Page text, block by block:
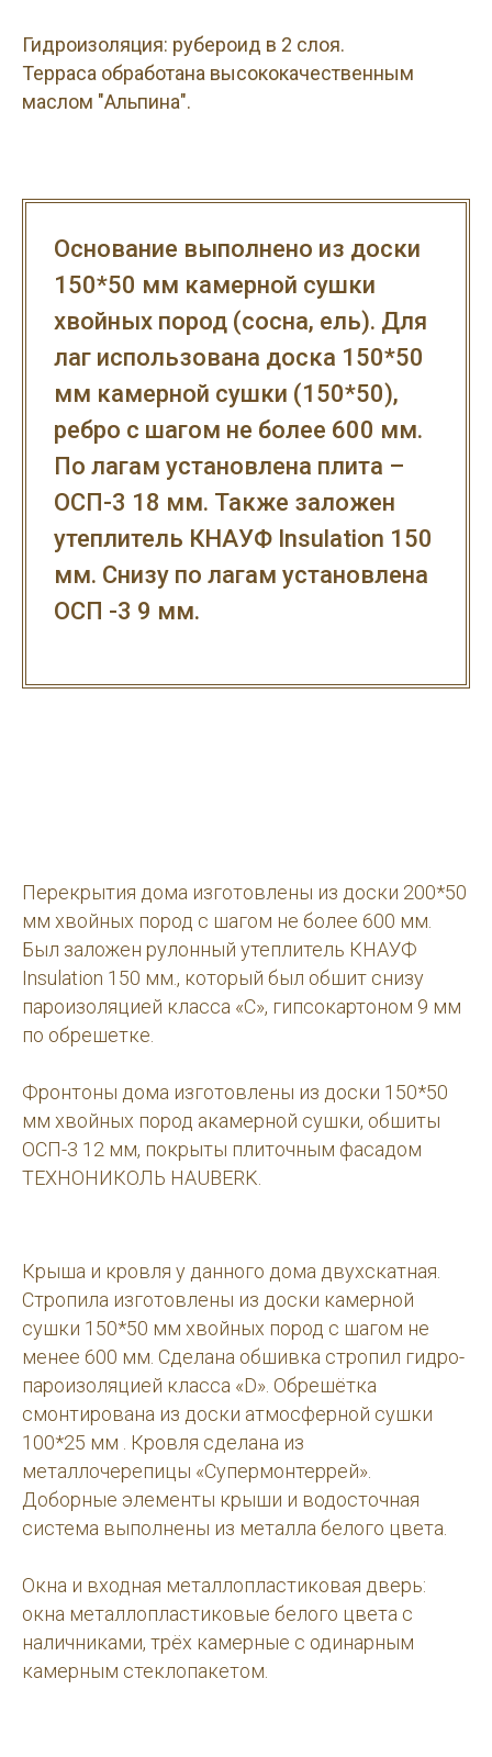
Гидроизоляция: рубероид в 2 слоя.
Терраса обработана высококачественным
маслом "Альпина".
Основание выполнено из доски
150*50 мм камерной сушки
хвойных пород (сосна, ель). Для
лаг использована доска 150*50
мм камерной сушки (150*50),
ребро с шагом не более 600 мм.
По лагам установлена плита –
ОСП-3 18 мм. Также заложен
утеплитель КНАУФ Insulation 150
мм. Снизу по лагам установлена
ОСП -3 9 мм.
Перекрытия дома изготовлены из доски 200*50
мм хвойных пород с шагом не более 600 мм.
Был заложен рулонный утеплитель КНАУФ
Insulation 150 мм., который был обшит снизу
пароизоляцией класса «С», гипсокартоном 9 мм
по обрешетке.
Фронтоны дома изготовлены из доски 150*50
мм хвойных пород акамерной сушки, обшиты
ОСП-3 12 мм, покрыты плиточным фасадом
ТЕХНОНИКОЛЬ HAUBERK.
Крыша и кровля у данного дома двухскатная.
Стропила изготовлены из доски камерной
сушки 150*50 мм хвойных пород с шагом не
менее 600 мм. Сделана обшивка стропил гидро-
пароизоляцией класса «D». Обрешётка
смонтирована из доски атмосферной сушки
100*25 мм . Кровля сделана из
металлочерепицы «Супермонтеррей».
Доборные элементы крыши и водосточная
система выполнены из металла белого цвета.
Окна и входная металлопластиковая дверь:
окна металлопластиковые белого цвета с
наличниками, трёх камерные с одинарным
камерным стеклопакетом.